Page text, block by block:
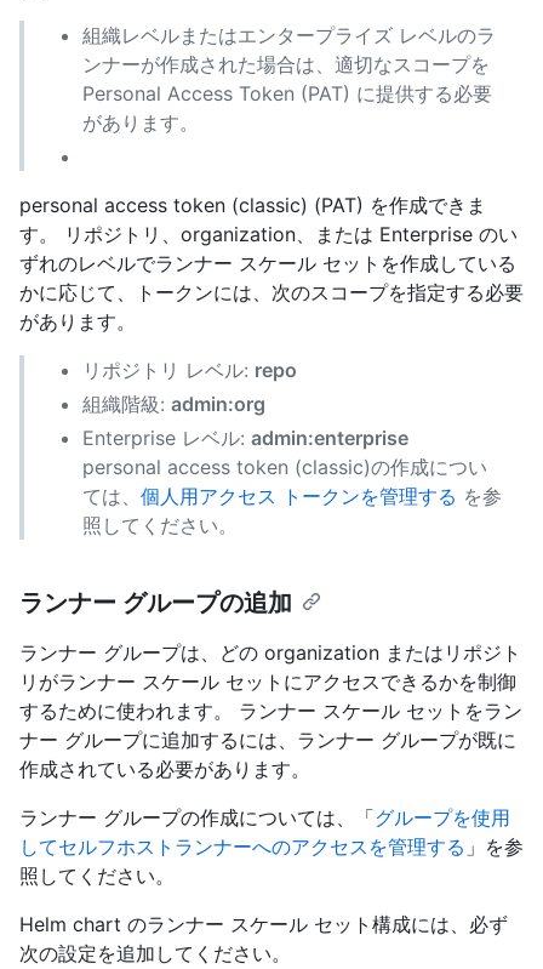
組織レベルまたはエンタープライズ レベルのラ
ンナーが作成された場合は、適切なスコープを
Personal Access Token (PAT) に提供する必要
があります。
personal access token (classic) (PAT) を作成できま
す。 リポジトリ、organization、または Enterprise のい
ずれのレベルでランナー スケール セットを作成している
かに応じて、トークンには、次のスコープを指定する必要
があります。
リポジトリ レベル: repo
組織階級: admin:org
Enterprise レベル: admin:enterprise
personal access token (classic)の作成につい
ては、 個人用アクセス トークンを管理する を参
照してください。
ランナー グループの追加
ランナー グループは、どの organization またはリポジト
リがランナー スケール セットにアクセスできるかを制御
するために使われます。 ランナー スケール セットをラン
ナー グループに追加するには、ランナー グループが既に
作成されている必要があります。
ランナー グループの作成については、「グループを使用
してセルフホストランナーへのアクセスを管理する 」を参
照してください。
Helm chart のランナー スケール セット構成には、必ず
次の設定を追加してください。